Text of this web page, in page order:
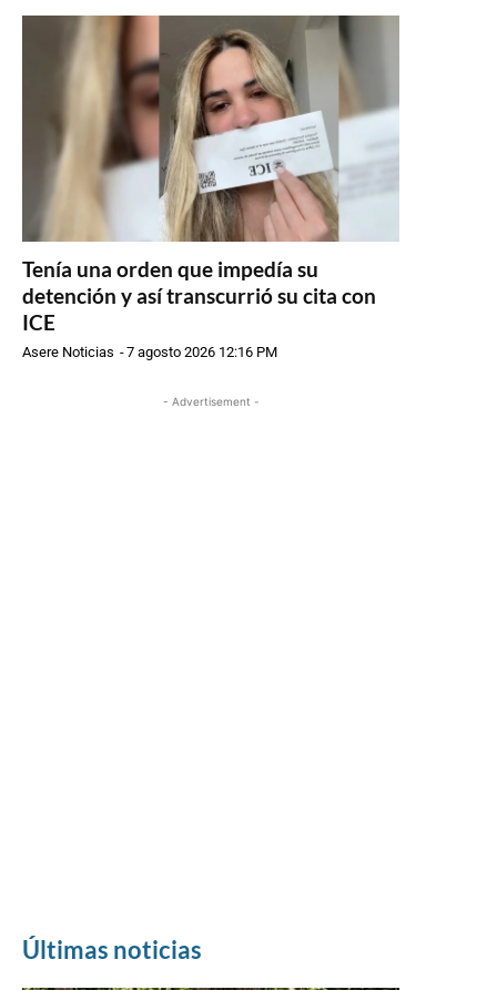
Tenía una orden que impedía su
detención y así transcurrió su cita con
ICE
Asere Noticias -7 agosto 2026 12:16 PM
- Advertisement -
Últimas noticias